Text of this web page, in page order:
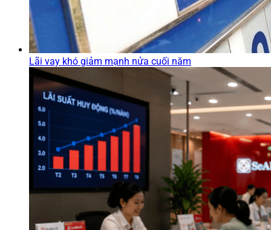
Lãi vay khó giảm mạnh nửa cuối năm